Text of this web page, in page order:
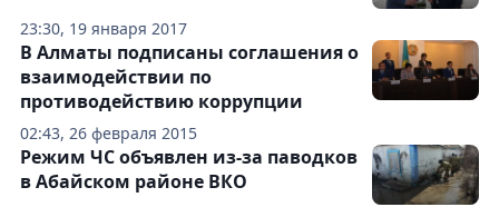
23:30, 19 января 2017
02:43, 26 февраля 2015
В Алматы подписаны соглашения о
взаимодействии по
противодействию коррупции
Режим ЧС объявлен из-за паводков
в Абайском районе ВКО